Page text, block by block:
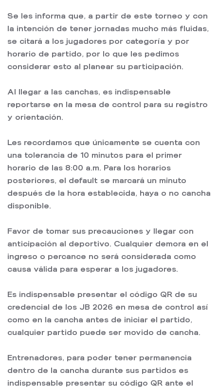
Se les informa que, a partir de este torneo y con
la intención de tener jornadas mucho más fluidas,
se citará a los jugadores por categoría y por
horario de partido, por lo que les pedimos
considerar esto al planear su participación.
Al llegar a las canchas, es indispensable
reportarse en la mesa de control para su registro
y orientación.
Les recordamos que únicamente se cuenta con
una tolerancia de 10 minutos para el primer
horario de las 8:00 a.m. Para los horarios
posteriores, el default se marcará un minuto
después de la hora establecida, haya o no cancha
disponible.
Favor de tomar sus precauciones y llegar con
anticipación al deportivo. Cualquier demora en el
ingreso o percance no será considerada como
causa válida para esperar a los jugadores.
Es indispensable presentar el código QR de su
credencial de los JB 2026 en mesa de control así
como en la cancha antes de iniciar el partido,
cualquier partido puede ser movido de cancha.
Entrenadores, para poder tener permanencia
dentro de la cancha durante sus partidos es
indispensable presentar su código QR ante el